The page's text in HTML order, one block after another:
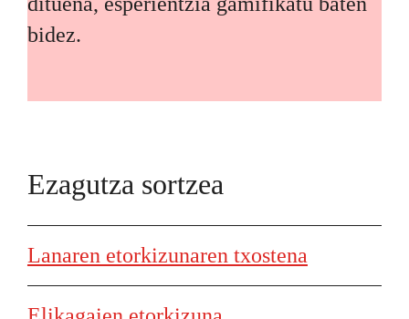
bidez.
Ezagutza sortzea
Lanaren etorkizunaren txostena